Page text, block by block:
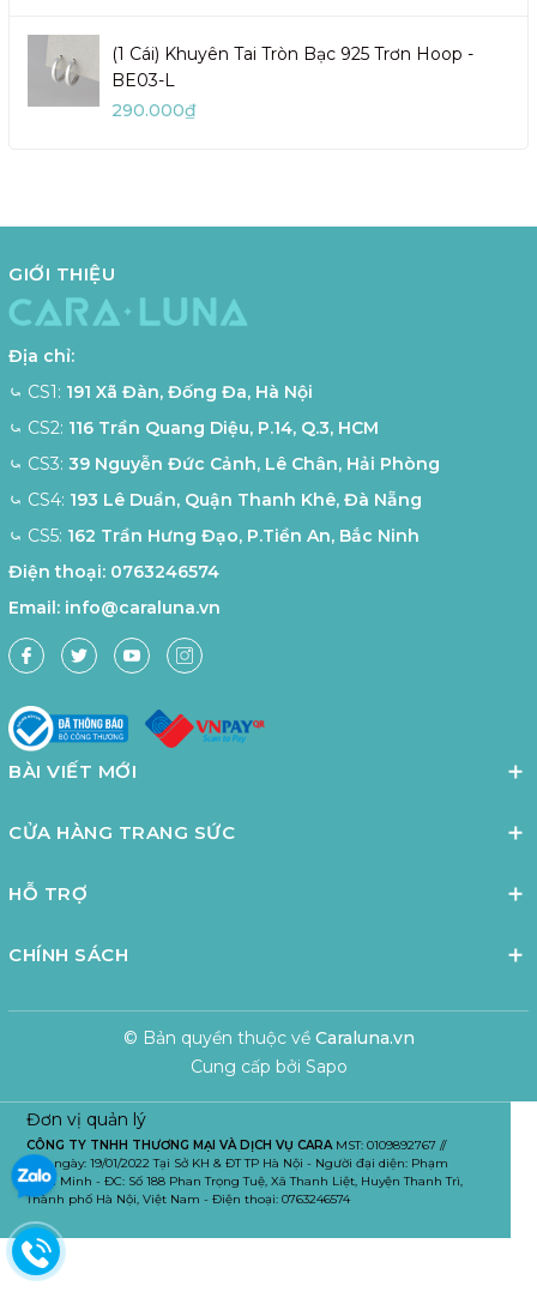
(1 Cái) Khuyên Tai Tròn Bạc 925 Trơn Hoop -
BE03-L
290.000₫
GIỚI THIỆU
Địa chỉ:
⤿ CS1: 191 Xã Đàn, Đống Đa, Hà Nội
⤿ CS2: 116 Trần Quang Diệu, P.14, Q.3, HCM
⤿ CS3: 39 Nguyễn Đức Cảnh, Lê Chân, Hải Phòng
⤿ CS4: 193 Lê Duẩn, Quận Thanh Khê, Đà Nẵng
⤿ CS5: 162 Trần Hưng Đạo, P.Tiền An, Bắc Ninh
Điện thoại: 0763246574
Email: info@caraluna.vn
BÀI VIẾT MỚI
CỬA HÀNG TRANG SỨC
HỖ TRỢ
CHÍNH SÁCH
© Bản quyền thuộc về Caraluna.vn
Cung cấp bởi Sapo
Đơn vị quản lý
CÔNG TY TNHH THƯƠNG MẠI VÀ DỊCH VỤ CARAMST: 0109892767 //
Cấp ngày: 19/01/2022 Tại Sở KH & ĐT TP Hà Nội - Người đại diện: Phạm
Tuấn Minh - ĐC: Số 188 Phan Trọng Tuệ, Xã Thanh Liệt, Huyện Thanh Trì,
Thành phố Hà Nội, Việt Nam - Điện thoại: 0763246574